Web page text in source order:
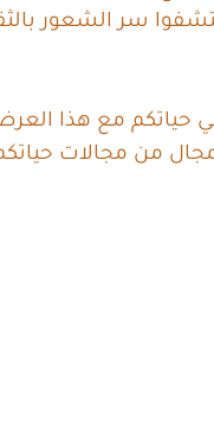
سر الشعور بالثقة
حياتكم مع هذا
من مجالات